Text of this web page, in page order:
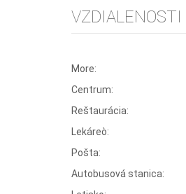
More:
Centrum:
Reštaurácia:
Lekáreò:
Pošta:
Autobusová stanica: